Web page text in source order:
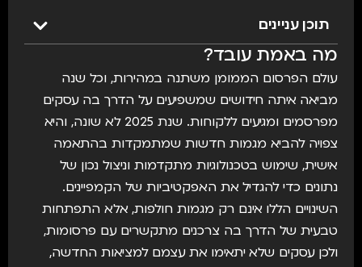
תוכן עניינים
מה באמת עובד?
עולם הפרסום הממומן משתנה במהירות, וכל שנה
מביאה איתה חידושים שמשפיעים על הדרך בה עסקים
מפרסמים ומגיעים ללקוחות. שנת 2025 לא שונה, והיא
צפויה להביא מגמות חדשות שמתמקדות בהתאמה
אישית, שימוש בטכנולוגיות מתקדמות וניצול נכון של
נתונים כדי להגדיל את האפקטיביות של הקמפיינים.
השינויים הללו אינם רק מגמות חולפות, אלא התפתחות
טבעית של הדרך בה צרכנים מתקשרים עם פרסומות,
ולכן עסקים שלא יתאימו את עצמם למציאות החדשה,